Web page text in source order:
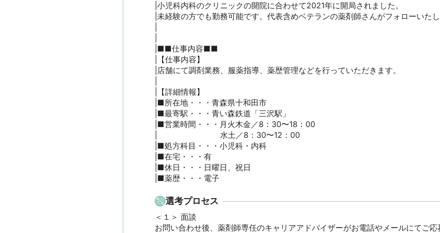
|小児科内科のクリニックの開院に合わせて2021年に開局されました。
|未経験の方でも勤務可能です。代表含めベテランの薬剤師さんがフォローいた
|■■仕事内容■■
|【仕事内容】
|店舗にて調剤業務、服薬指導、薬歴管理などを行っていただきます。
|【詳細情報】
|■所在地・・・青森県十和田市
|■最寄駅・・・青い森鉄道「三沢駅」
|■営業時間・・・月火木金／8：30〜18：00
|　　　　　　　　水土／8：30〜12：00
|■処方科目・・・小児科・内科
|■在宅・・・有
|■休日・・・日曜日、祝日
|■薬歴・・・電子
選考プロセス
＜１＞ 面談
お問い合わせ後、薬剤師専任のキャリアアドバイザーがお電話やメールにてご